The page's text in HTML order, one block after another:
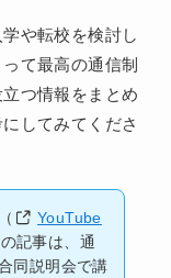
や転校を検討し
て最高の通信制
つ情報をまとめ
してみてくださ
YouTube
記事は、通
同説明会で講